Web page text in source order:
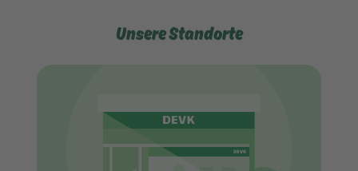
Unsere Standorte